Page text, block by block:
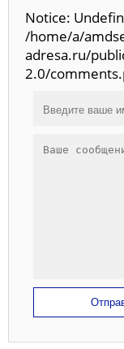
Notice:
/home/a/
adresa.ru/
2.0/